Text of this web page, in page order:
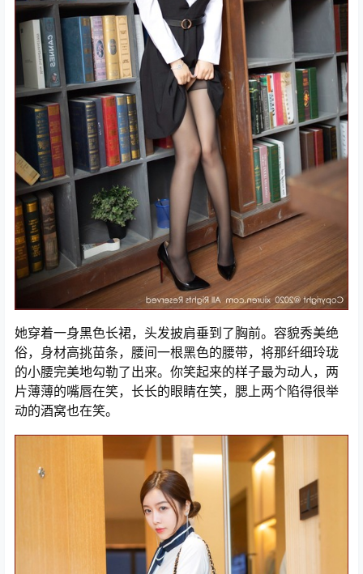
她穿着一身黑色长裙，头发披肩垂到了胸前。容貌秀美绝
俗，身材高挑苗条，腰间一根黑色的腰带，将那纤细玲珑
的小腰完美地勾勒了出来。你笑起来的样子最为动人，两
片薄薄的嘴唇在笑，长长的眼睛在笑，腮上两个陷得很举
动的酒窝也在笑。